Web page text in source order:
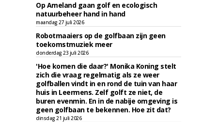
Op Ameland gaan golf en ecologisch
natuurbeheer hand in hand
maandag 27 juli 2026
Robotmaaiers op de golfbaan zijn geen
toekomstmuziek meer
donderdag 23 juli 2026
'Hoe komen die daar?' Monika Koning stelt
zich die vraag regelmatig als ze weer
golfballen vindt in en rond de tuin van haar
huis in Leermens. Zelf golft ze niet, de
buren evenmin. En in de nabije omgeving is
geen golfbaan te bekennen. Hoe zit dat?
dinsdag 21 juli 2026